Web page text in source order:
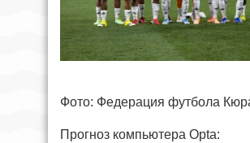
Фото: Федерация футбола
Прогноз компьютера Opta: